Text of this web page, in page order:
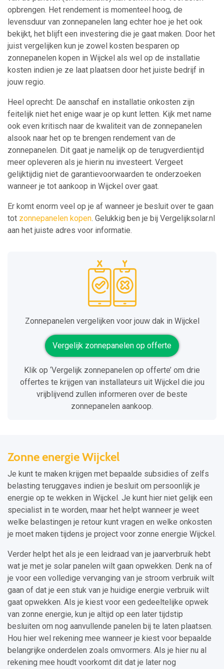
opbrengen. Het rendement is momenteel hoog, de
levensduur van zonnepanelen lang echter hoe je het ook
bekijkt, het blijft een investering die je gaat maken. Door het
juist vergelijken kun je zowel kosten besparen op
zonnepanelen kopen in Wijckel als wel op de installatie
kosten indien je ze laat plaatsen door het juiste bedrijf in
jouw regio.
Heel oprecht: De aanschaf en installatie onkosten zijn
feitelijk niet het enige waar je op kunt letten. Kijk met name
ook even kritisch naar de kwaliteit van de zonnepanelen
alsook naar het op te brengen rendement van de
zonnepanelen. Dit gaat je namelijk op de terugverdientijd
meer opleveren als je hierin nu investeert. Vergeet
gelijktijdig niet de garantievoorwaarden te onderzoeken
wanneer je tot aankoop in Wijckel over gaat.
Er komt enorm veel op je af wanneer je besluit over te gaan
tot zonnepanelen kopen. Gelukkig ben je bij Vergelijksolar.nl
aan het juiste adres voor informatie.
Zonnepanelen vergelijken voor jouw dak in Wijckel
Vergelijk zonnepanelen op offerte
Klik op ‘Vergelijk zonnepanelen op offerte’ om drie
offertes te krijgen van installateurs uit Wijckel die jou
vrijblijvend zullen informeren over de beste
zonnepanelen aankoop.
Zonne energie Wijckel
Je kunt te maken krijgen met bepaalde subsidies of zelfs
belasting teruggaves indien je besluit om persoonlijk je
energie op te wekken in Wijckel. Je kunt hier niet gelijk een
specialist in te worden, maar het helpt wanneer je weet
welke belastingen je retour kunt vragen en welke onkosten
je moet maken tijdens je project voor zonne energie Wijckel.
Verder helpt het als je een leidraad van je jaarverbruik hebt
wat je met je solar panelen wilt gaan opwekken. Denk na of
je voor een volledige vervanging van je stroom verbruik wilt
gaan of dat je een stuk van je huidige energie verbruik wilt
gaat opwekken. Als je kiest voor een gedeeltelijke opwek
van zonne energie, kun je altijd op een later tijdstip
besluiten om nog aanvullende panelen bij te laten plaatsen.
Hou hier wel rekening mee wanneer je kiest voor bepaalde
belangrijke onderdelen zoals omvormers. Als je hier nu al
rekening mee houdt voorkomt dit dat je later nog